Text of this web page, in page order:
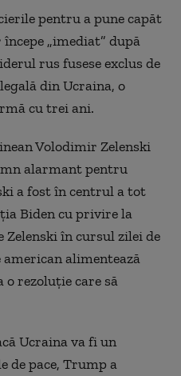
pentru a pune capăt
„imediat” după
rus fusese exclus de
din Ucraina, o
cu trei ani.
Volodimir Zelenski
alarmant pentru
a fost în centrul a tot
Biden cu privire la
în cursul zilei de
alimentează
o rezoluţie care să
Ucraina va fi un
de pace, Trump a